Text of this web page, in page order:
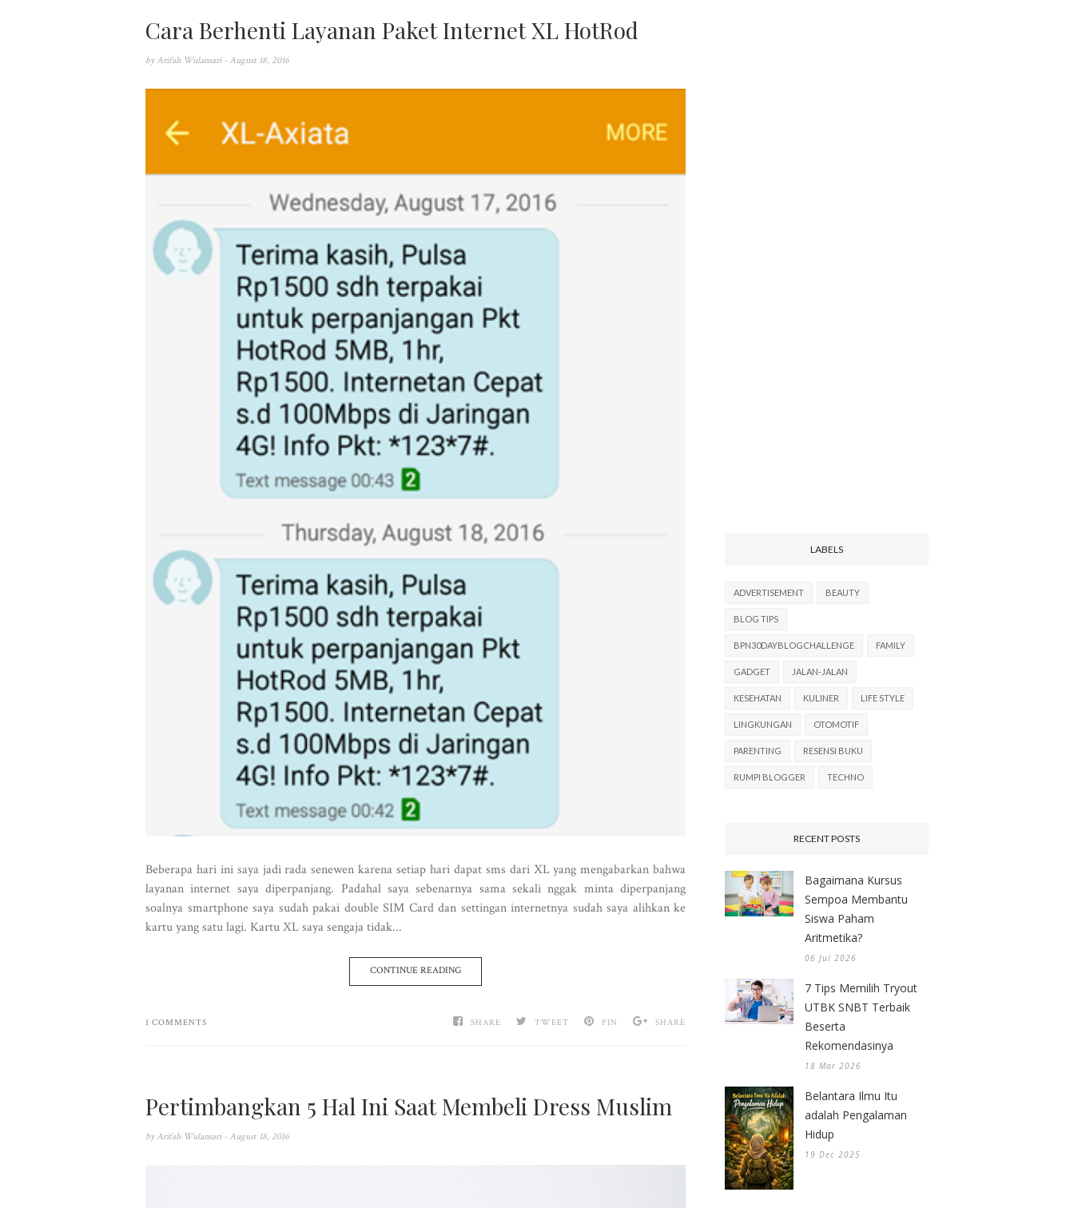
Cara Berhenti Layanan Paket Internet XL HotRod
by Arifah Wulansari - August 18, 2016
Beberapa hari ini saya jadi rada senewen karena setiap hari dapat sms dari XL yang mengabarkan bahwa
layanan internet saya diperpanjang. Padahal saya sebenarnya sama sekali nggak minta diperpanjang
soalnya smartphone saya sudah pakai double SIM Card dan settingan internetnya sudah saya alihkan ke
kartu yang satu lagi. Kartu XL saya sengaja tidak...
CONTINUE READING
SHARE TWEET PIN SHARE
1 COMMENTS
Pertimbangkan 5 Hal Ini Saat Membeli Dress Muslim
by Arifah Wulansari - August 18, 2016
LABELS
ADVERTISEMENT BEAUTY
BLOG TIPS
BPN30DAYBLOGCHALLENGE FAMILY
GADGET JALAN-JALAN
KESEHATAN KULINER LIFE STYLE
LINGKUNGAN OTOMOTIF
PARENTING RESENSI BUKU
RUMPI BLOGGER TECHNO
RECENT POSTS
Bagaimana Kursus
Sempoa Membantu
Siswa Paham
Aritmetika?
06 Jul 2026
7 Tips Memilih Tryout
UTBK SNBT Terbaik
Beserta
Rekomendasinya
18 Mar 2026
Belantara Ilmu Itu
adalah Pengalaman
Hidup
19 Dec 2025